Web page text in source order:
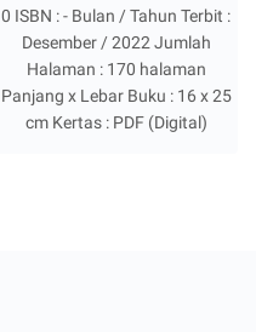
0 ISBN : - Bulan / Tahun Terbit :
Desember / 2022 Jumlah
Halaman : 170 halaman
Panjang x Lebar Buku : 16 x 25
cm Kertas : PDF (Digital)